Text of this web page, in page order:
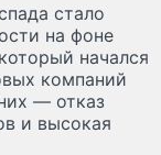
стало
на фоне
начался
компаний
— отказ
и высокая